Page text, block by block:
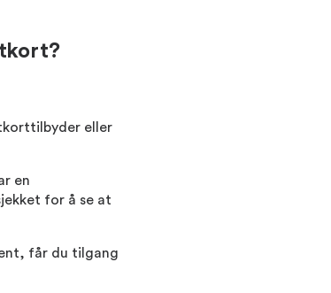
eller
en
for å se at
får du tilgang